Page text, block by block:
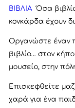
ΒΙΒΛΙΑ Όσα
κονκάρδα έχουν
Οργανώστε έναν
βιβλίο… στον
μουσείο, στην
Επισκεφθείτε
χαρά για ένα